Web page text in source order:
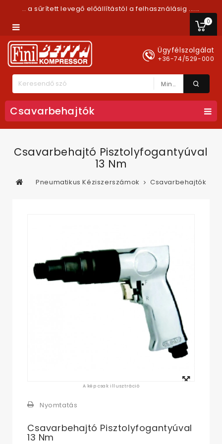
.. a sűrített levegő előállítástól a felhasználásig ......
0
Ügyfélszolgálat
+36-74/529-000
Minden Kategória
Csavarbehajtók
Csavarbehajtó Pisztolyfogantyúval
13 Nm
Pneumatikus Kéziszerszámok Csavarbehajtók
A kép csak illusztráció
Nyomtatás
Csavarbehajtó Pisztolyfogantyúval
13 Nm